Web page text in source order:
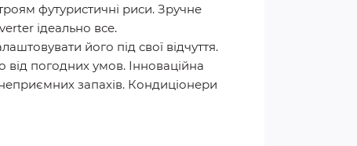
футуристичні риси. Зручне
ідеально все.
його під свої відчуття.
погодних умов. Інноваційна
неприємних запахів. Кондиціонери